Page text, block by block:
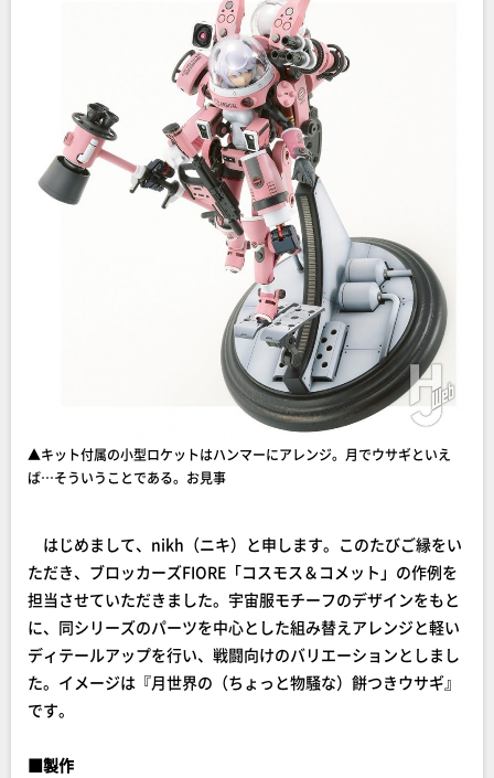
▲キット付属の小型ロケットはハンマーにアレンジ。月でウサギといえ
ば…そういうことである。お見事
はじめまして、nikh（ニキ）と申します。このたびご縁をい
ただき、ブロッカーズFIORE「コスモス＆コメット」の作例を
担当させていただきました。宇宙服モチーフのデザインをもと
に、同シリーズのパーツを中心とした組み替えアレンジと軽い
ディテールアップを行い、戦闘向けのバリエーションとしまし
た。イメージは『月世界の（ちょっと物騒な）餅つきウサギ』
です。
■製作